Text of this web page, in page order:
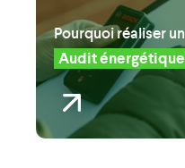
Pourquoi réaliser un
Audit énergétique